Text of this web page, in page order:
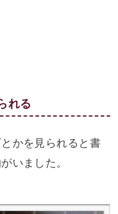
れる
かを見られると書
いました。